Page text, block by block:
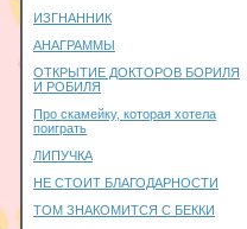
ИЗГНАННИК
АНАГРАММЫ
ОТКРЫТИЕ ДОКТОРОВ БОРИЛЯ
И РОБИЛЯ
Про скамейку, которая хотела
поиграть
ЛИПУЧКА
НЕ СТОИТ БЛАГОДАРНОСТИ
ТОМ ЗНАКОМИТСЯ С БЕККИ